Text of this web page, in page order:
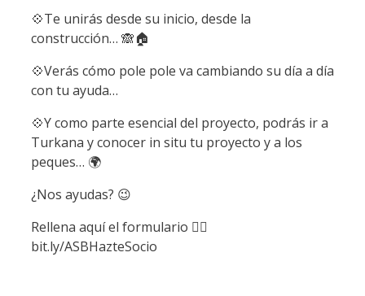
💠Te unirás desde su inicio, desde la
construcción… 🙈🏠
💠Verás cómo pole pole va cambiando su día a día
con tu ayuda…
💠Y como parte esencial del proyecto, podrás ir a
Turkana y conocer in situ tu proyecto y a los
peques… 🌍
¿Nos ayudas? 😉
Rellena aquí el formulario 👉🏽
bit.ly/ASBHazteSocio